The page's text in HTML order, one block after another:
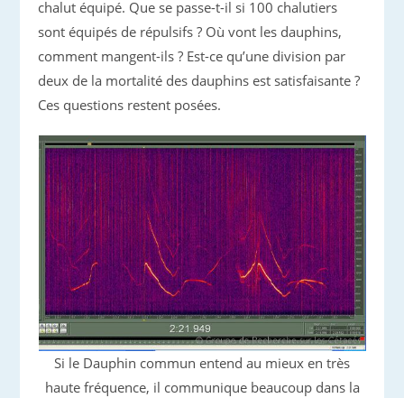
chalut équipé. Que se passe-t-il si 100 chalutiers
sont équipés de répulsifs ? Où vont les dauphins,
comment mangent-ils ? Est-ce qu’une division par
deux de la mortalité des dauphins est satisfaisante ?
Ces questions restent posées.
Si le Dauphin commun entend au mieux en très
haute fréquence, il communique beaucoup dans la